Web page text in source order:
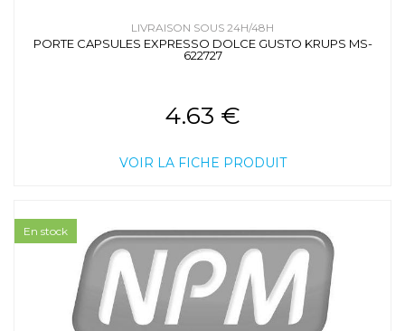
LIVRAISON SOUS 24H/48H
PORTE CAPSULES EXPRESSO DOLCE GUSTO KRUPS MS-
622727
4.63 €
VOIR LA FICHE PRODUIT
En stock